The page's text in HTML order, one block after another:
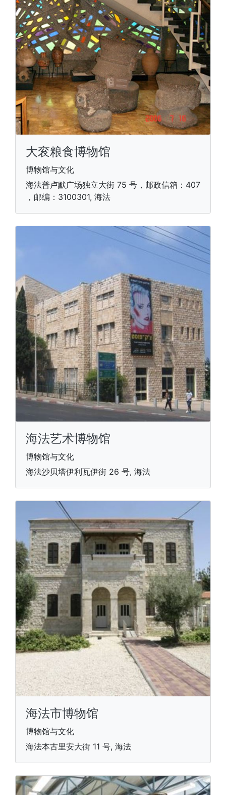
大衮粮食博物馆
博物馆与文化
海法普卢默广场独立大街 75 号，邮政信箱：407
，邮编：3100301, 海法
海法艺术博物馆
博物馆与文化
海法沙贝塔伊利瓦伊街 26 号, 海法
海法市博物馆
博物馆与文化
海法本古里安大街 11 号, 海法